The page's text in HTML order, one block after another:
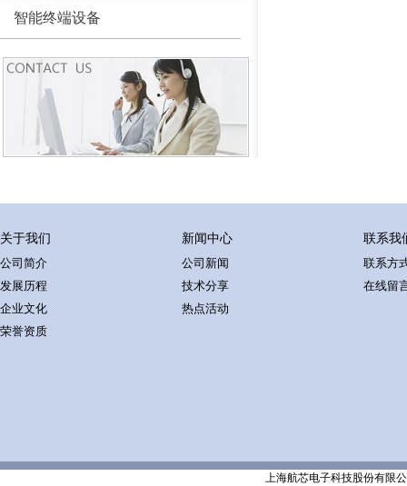
智能终端设备
关于我们
公司简介
发展历程
企业文化
荣誉资质
新闻中心
公司新闻
技术分享
热点活动
联系我
联系方
在线留
上海航芯电子科技股份有限公